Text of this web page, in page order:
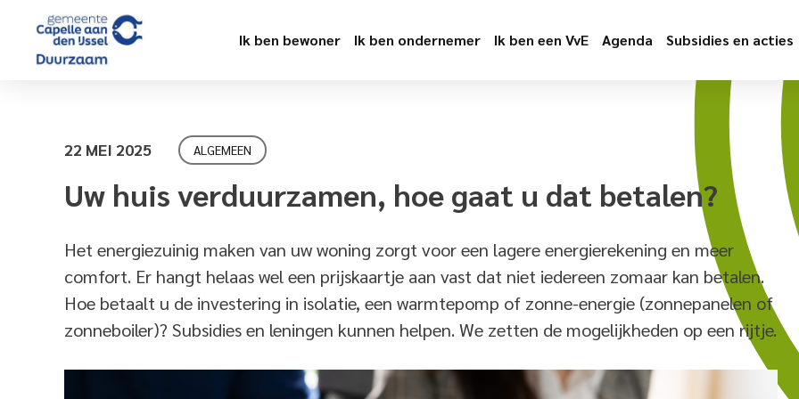
Ik ben bewoner Ik ben ondernemer Ik ben een VvE Agenda Subsidies en acties
22 MEI 2025 ALGEMEEN
Uw huis verduurzamen, hoe gaat u dat betalen?
Het energiezuinig maken van uw woning zorgt voor een lagere energierekening en meer
comfort. Er hangt helaas wel een prijskaartje aan vast dat niet iedereen zomaar kan betalen.
Hoe betaalt u de investering in isolatie, een warmtepomp of zonne-energie (zonnepanelen of
zonneboiler)? Subsidies en leningen kunnen helpen. We zetten de mogelijkheden op een rijtje.